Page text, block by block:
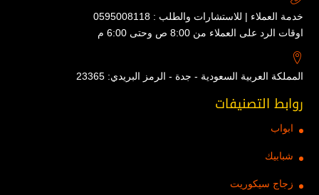
خدمة العملاء | للاستشارات والطلب : 0595008118
اوقات الرد على العملاء من 8:00 ص وحتى 6:00 م
المملكة العربية السعودية - جدة - الرمز البريدي: 23365
روابط التصنيفات
ابواب
شبابيك
زجاج سيكوريت